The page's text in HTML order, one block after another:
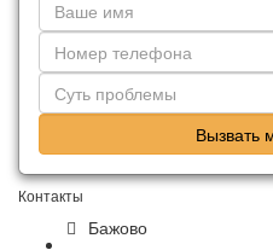
Вызвать
Контакты
Бажово